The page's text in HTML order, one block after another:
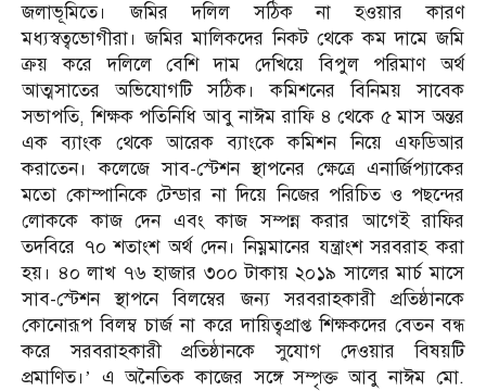
জলাভূমিতে। জমির দলিল সঠিক না হওয়ার কারণ
মধ্যস্বত্বভোগীরা। জমির মালিকদের নিকট থেকে কম দামে জমি
ক্রয় করে দলিলে বেশি দাম দেখিয়ে বিপুল পরিমাণ অর্থ
আত্মসাতের অভিযোগটি সঠিক। কমিশনের বিনিময় সাবেক
সভাপতি, শিক্ষক পতিনিধি আবু নাঈম রাফি ৪ থেকে ৫ মাস অন্তর
এক ব্যাংক থেকে আরেক ব্যাংকে কমিশন নিয়ে এফডিআর
করাতেন। কলেজে সাব-স্টেশন স্থাপনের ক্ষেত্রে এনার্জিপ্যাকের
মতো কোম্পানিকে টেন্ডার না দিয়ে নিজের পরিচিত ও পছন্দের
লোককে কাজ দেন এবং কাজ সম্পন্ন করার আগেই রাফির
তদবিরে ৭০ শতাংশ অর্থ দেন। নিম্নমানের যন্ত্রাংশ সরবরাহ করা
হয়। ৪০ লাখ ৭৬ হাজার ৩০০ টাকায় ২০১৯ সালের মার্চ মাসে
সাব-স্টেশন স্থাপনে বিলম্বের জন্য সরবরাহকারী প্রতিষ্ঠানকে
কোনোরূপ বিলম্ব চার্জ না করে দায়িত্বপ্রাপ্ত শিক্ষকদের বেতন বন্ধ
করে সরবরাহকারী প্রতিষ্ঠানকে সুযোগ দেওয়ার বিষয়টি
প্রমাণিত।’ এ অনৈতিক কাজের সঙ্গে সম্পৃক্ত আবু নাঈম মো.